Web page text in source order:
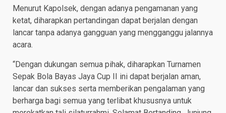
Menurut Kapolsek, dengan adanya pengamanan yang
ketat, diharapkan pertandingan dapat berjalan dengan
lancar tanpa adanya gangguan yang mengganggu jalannya
acara.
“Dengan dukungan semua pihak, diharapkan Turnamen
Sepak Bola Bayas Jaya Cup II ini dapat berjalan aman,
lancar dan sukses serta memberikan pengalaman yang
berharga bagi semua yang terlibat khususnya untuk